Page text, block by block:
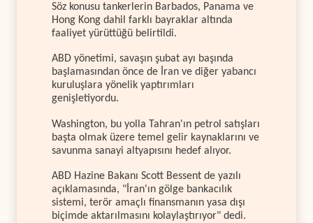
Söz konusu tankerlerin Barbados, Panama ve
Hong Kong dahil farklı bayraklar altında
faaliyet yürüttüğü belirtildi.
ABD yönetimi, savaşın şubat ayı başında
başlamasından önce de İran ve diğer yabancı
kuruluşlara yönelik yaptırımları
genişletiyordu.
Washington, bu yolla Tahran'ın petrol satışları
başta olmak üzere temel gelir kaynaklarını ve
savunma sanayi altyapısını hedef alıyor.
ABD Hazine Bakanı Scott Bessent de yazılı
açıklamasında, "İran'ın gölge bankacılık
sistemi, terör amaçlı finansmanın yasa dışı
biçimde aktarılmasını kolaylaştırıyor" dedi.